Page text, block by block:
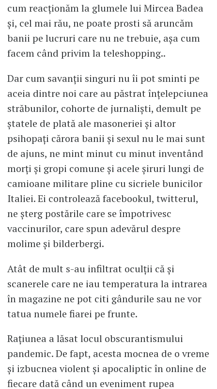
cum reacţionăm la glumele lui Mircea Badea
şi, cel mai rău, ne poate prosti să aruncăm
banii pe lucruri care nu ne trebuie, aşa cum
facem când privim la teleshopping..
Dar cum savanţii singuri nu îi pot sminti pe
aceia dintre noi care au păstrat înţelepciunea
străbunilor, cohorte de jurnalişti, demult pe
ştatele de plată ale masoneriei şi altor
psihopaţi cărora banii şi sexul nu le mai sunt
de ajuns, ne mint minut cu minut inventând
morţi şi gropi comune şi acele şiruri lungi de
camioane militare pline cu sicriele bunicilor
Italiei. Ei controlează facebookul, twitterul,
ne şterg postările care se împotrivesc
vaccinurilor, care spun adevărul despre
molime şi bilderbergi.
Atât de mult s-au infiltrat oculţii că şi
scanerele care ne iau temperatura la intrarea
în magazine ne pot citi gândurile sau ne vor
tatua numele fiarei pe frunte.
Raţiunea a lăsat locul obscurantismului
pandemic. De fapt, acesta mocnea de o vreme
şi izbucnea violent şi apocaliptic în online de
fiecare dată când un eveniment rupea